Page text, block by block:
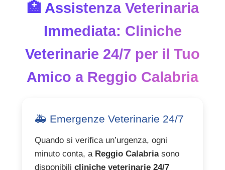
🏥 Assistenza Veterinaria
Immediata: Cliniche
Veterinarie 24/7 per il Tuo
Amico a Reggio Calabria
🚑 Emergenze Veterinarie 24/7
Quando si verifica un’urgenza, ogni
minuto conta, a Reggio Calabriasono
disponibili cliniche veterinarie 24/7